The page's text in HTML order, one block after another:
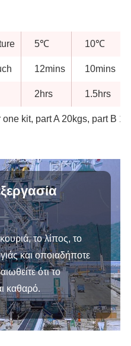
5℃ 10℃
12mins 10mins
2hrs 1.5hrs
one kit, part A 20kgs, part B
το λίπος, το
και οποιαδήποτε
ότι το
καθαρό.